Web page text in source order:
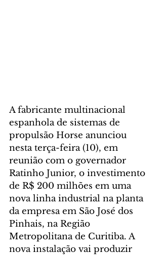
A fabricante multinacional
espanhola de sistemas de
propulsão Horse anunciou
nesta terça-feira (10), em
reunião com o governador
Ratinho Junior, o investimento
de R$ 200 milhões em uma
nova linha industrial na planta
da empresa em São José dos
Pinhais, na Região
Metropolitana de Curitiba. A
nova instalação vai produzir